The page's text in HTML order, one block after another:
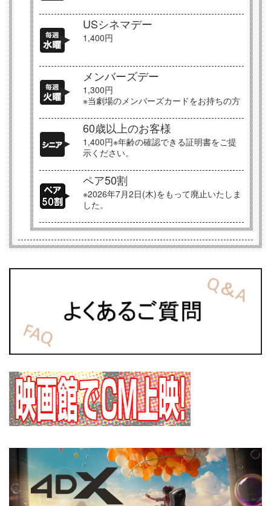
USシネマデー
1,400円
メンバーズデー
1,300円
※当劇場のメンバーズカードをお持ちの方
60歳以上のお客様
1,400円※年齢の確認できる証明書をご提
示ください。
ペア50割
※2026年7月2日(木)をもって廃止いたしま
した。